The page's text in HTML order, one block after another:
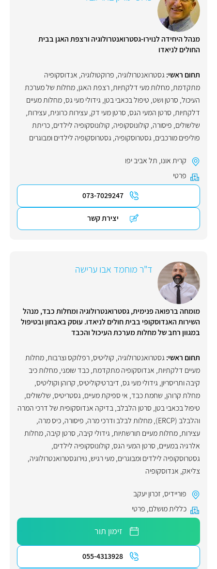
מנהל היחידה לנוירו-גסטרואנטרולוגיה ורצפת האגן בבית
החולים לניאדו
תחום ראשי: גסטרואנטרולוגיה, פרוקטולוגיה, אנדוסקופיה
מתקדמת,מחלות מעי דלקתיות,רצפת האגן,מחלות של מערכת
העיכול, סרטן ושט, טיפול בכאבי בטן, גידולי מעי גס,מחלות מעיים
דלקתיות, סרטן המעי הגס, סרטן מעי דק,עצירות כרונית,עצירות,
שלשולים, פיסורה, קולונוסקופיה, קולונוסקופיה לילדים,כריתת
פוליפים מורכבים, גסטרוסקופיה, גסטרוסקופיה לילדים ומבוגרים
קרית אונו, תל אביב יפו
פרטי
073-7029247
יצירת קשר
ד"ר מוחמד אבו ערישה
מומחה ברפואה פנימית, גסטרואנטרולוגיה ומחלות כבד, מנהל
השירות האנדוסקופי בבית חולים לניאדו. עוסק באבחון ובטיפול
במגוון רחב של מחלות מערכת העיכול והכבד
תחום ראשי: גסטרואנטרולוגיה, קוליטיס,רפלוקס וצרבות,מחלות
מעיים דלקתיות, אנדוסקופיה מתקדמת,כבד שומני,מחלות כיב
קיבה ותריסריון, גידולי מעי גס, דיברטיקוליטיס, קרוהן וקוליטיס,
מחלת קרוהן, שחמת כבד, אי ספיקת מעיים, גסטריטיס, שלשולים,
טיפול בכאבי בטן, סרטן הלבלב,בדיקה אנדוסקופית של דרכי המרה
והלבלב (ERCP)
,מחלות לבלב ודרכי מרה, פיסורה,כיס מרה,
עצירות,מחלות מעיים תורשתיות, גידולי קיבה, סרטן קיבה,מחלות
אלרגיה במעיים, סרטן המעי הגס, קולונוסקופיה לילדים,
גסטרוסקופיה לילדים ומבוגרים,מעי רגיש, נוירוגסטרואנטרולוגיה,
צליאק, אנדוסקופיה
פוריידיס, זכרון יעקב
כללית מושלם, פרטי
זימון תור
055-4313928